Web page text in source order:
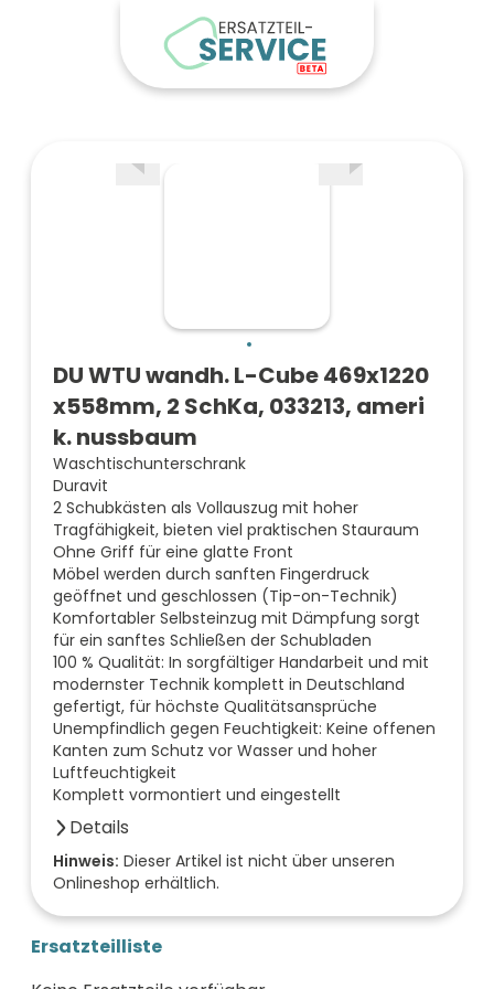
DU WTU wandh. L-Cube 469x1220
x558mm, 2 SchKa, 033213, ameri
k. nussbaum
Waschtischunterschrank
Duravit
2 Schubkästen als Vollauszug mit hoher
Tragfähigkeit, bieten viel praktischen Stauraum
Ohne Griff für eine glatte Front
Möbel werden durch sanften Fingerdruck
geöffnet und geschlossen (Tip-on-Technik)
Komfortabler Selbsteinzug mit Dämpfung sorgt
für ein sanftes Schließen der Schubladen
100 % Qualität: In sorgfältiger Handarbeit und mit
modernster Technik komplett in Deutschland
gefertigt, für höchste Qualitätsansprüche
Unempfindlich gegen Feuchtigkeit: Keine offenen
Kanten zum Schutz vor Wasser und hoher
Luftfeuchtigkeit
Komplett vormontiert und eingestellt
Details
Anzahl der Fächer (Stück)
0
Farbe der Front
Hinweis: Dieser Artikel ist nicht über unseren
Onlineshop erhältlich.
Ersatzteilliste